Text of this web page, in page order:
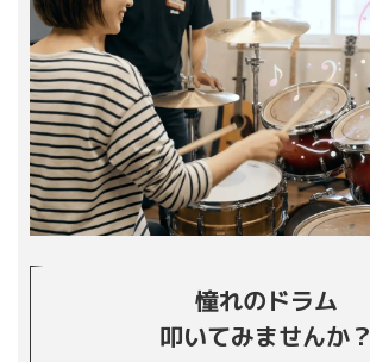
憧れのドラム
叩いてみませんか？